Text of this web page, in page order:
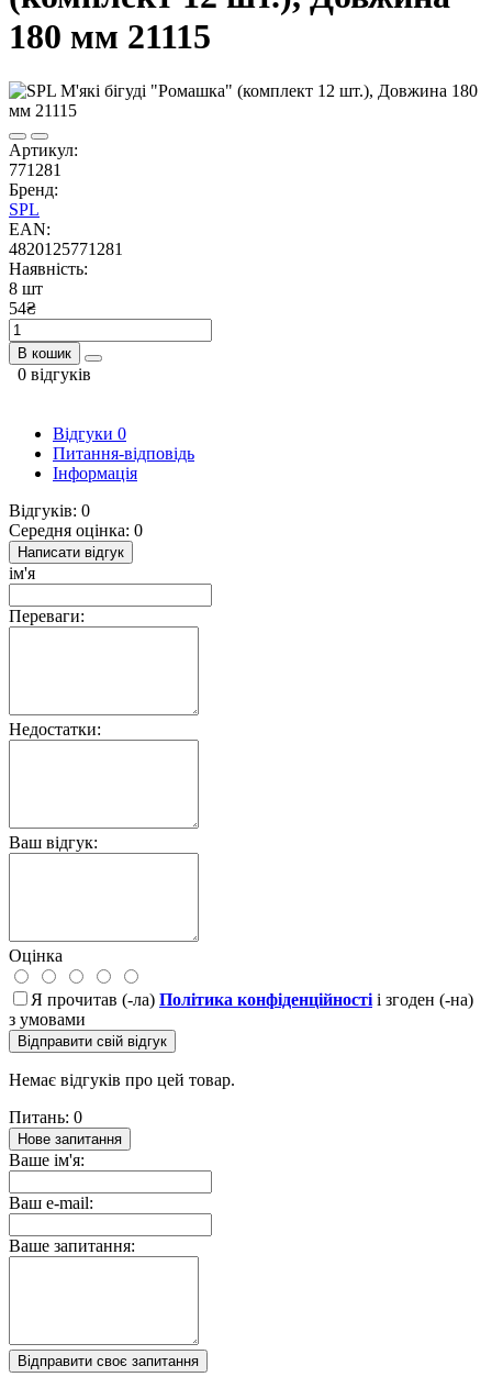
180 мм 21115
Артикул:
771281
Бренд:
SPL
EAN:
4820125771281
Наявність:
8 шт
54₴
В кошик
0 відгуків
Відгуки 0
Питання-відповідь
Інформація
Відгуків: 0
Середня оцінка: 0
Написати відгук
ім'я
Переваги:
Недостатки:
Ваш відгук:
Оцінка
Я прочитав (-ла) Політика конфіденційності і згоден (-на)
з умовами
Відправити свій відгук
Немає відгуків про цей товар.
Питань: 0
Нове запитання
Ваше ім'я:
Ваш e-mail:
Ваше запитання:
Відправити своє запитання